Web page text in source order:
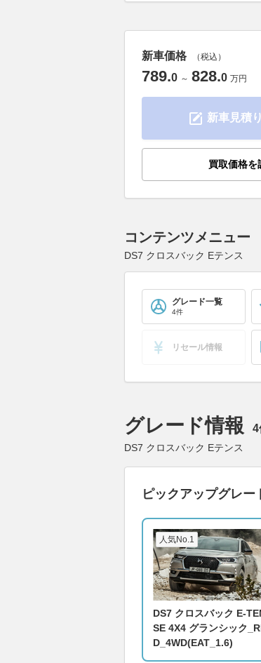
新車価格 （税込）
789.0 ～ 828.0 万円
新車見積
買取価格を
コンテンツメニュー
DS7 クロスバック Eテンス
グレード一覧
4件
リセール情報
グレード情報 4
DS7 クロスバック Eテンス
ピックアップグレー
人気No.1
DS7 クロスバック E-
SE 4X4 グランシック
D_4WD(EAT_1.6)